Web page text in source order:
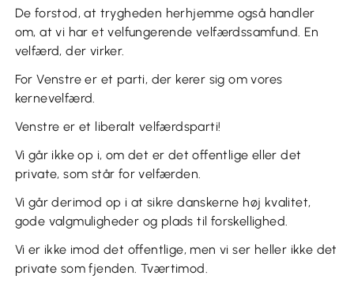
De forstod, at trygheden herhjemme også handler
om, at vi har et velfungerende velfærdssamfund. En
velfærd, der virker.
For Venstre er et parti, der kerer sig om vores
kernevelfærd.
Venstre er et liberalt velfærdsparti!
Vi går ikke op i, om det er det offentlige eller det
private, som står for velfærden.
Vi går derimod op i at sikre danskerne høj kvalitet,
gode valgmuligheder og plads til forskellighed.
Vi er ikke imod det offentlige, men vi ser heller ikke det
private som fjenden. Tværtimod.